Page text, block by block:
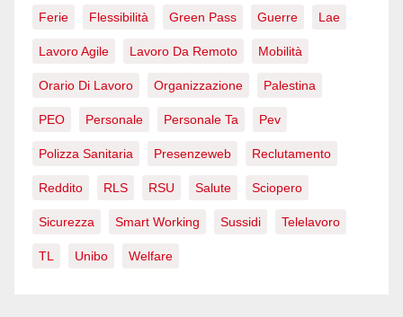
Ferie Flessibilità Green Pass Guerre Lae
Lavoro Agile Lavoro Da Remoto Mobilità
Orario Di Lavoro Organizzazione Palestina
PEO Personale Personale Ta Pev
Polizza Sanitaria Presenzeweb Reclutamento
Reddito RLS RSU Salute Sciopero
Sicurezza Smart Working Sussidi Telelavoro
TL Unibo Welfare